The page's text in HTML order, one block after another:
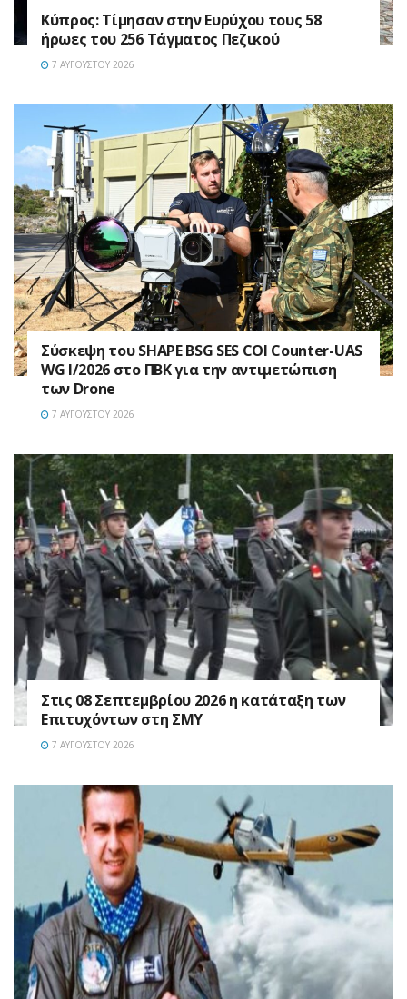
Κύπρος: Τίμησαν στην Ευρύχου τους 58
ήρωες του 256 Τάγματος Πεζικού
7 ΑΥΓΟΎΣΤΟΥ 2026
Σύσκεψη του SHAPE BSG SES COI Counter-UAS
WG I/2026 στο ΠΒΚ για την αντιμετώπιση
των Drone
7 ΑΥΓΟΎΣΤΟΥ 2026
Στις 08 Σεπτεμβρίου 2026 η κατάταξη των
Επιτυχόντων στη ΣΜΥ
7 ΑΥΓΟΎΣΤΟΥ 2026